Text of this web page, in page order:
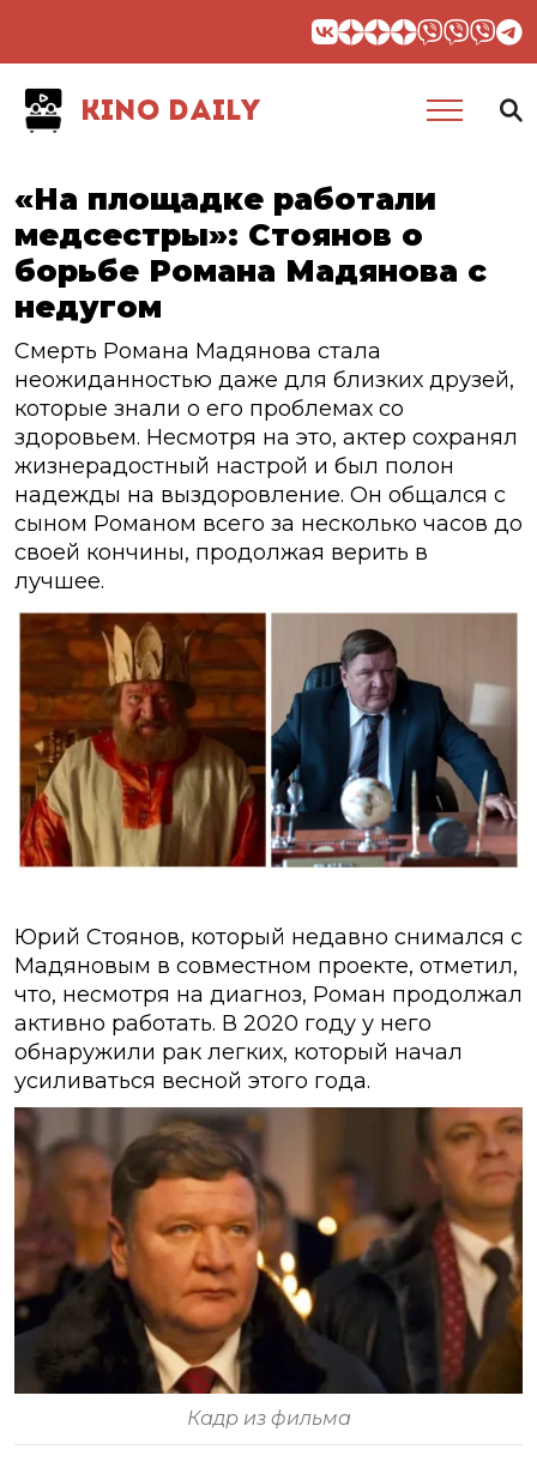
KINO DAILY
«На площадке работали
медсестры»: Стоянов о
борьбе Романа Мадянова с
недугом
Смерть Романа Мадянова стала
неожиданностью даже для близких друзей,
которые знали о его проблемах со
здоровьем. Несмотря на это, актер сохранял
жизнерадостный настрой и был полон
надежды на выздоровление. Он общался с
сыном Романом всего за несколько часов до
своей кончины, продолжая верить в
лучшее.
Юрий Стоянов, который недавно снимался с
Мадяновым в совместном проекте, отметил,
что, несмотря на диагноз, Роман продолжал
активно работать. В 2020 году у него
обнаружили рак легких, который начал
усиливаться весной этого года.
Кадр из фильма